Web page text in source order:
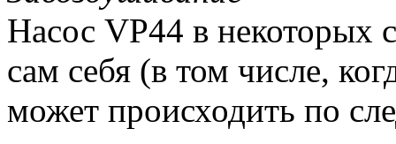
Насос VP44 в некоторых
сам себя (в том числе,
может происходить по